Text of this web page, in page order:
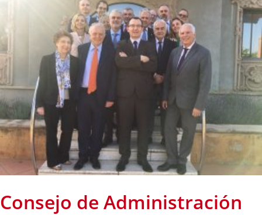
Consejo de Administración